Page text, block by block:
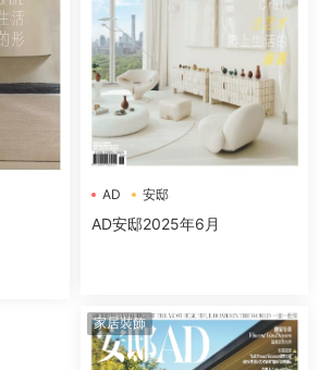
AD 安邸
AD安邸2025年6月
家居裝飾